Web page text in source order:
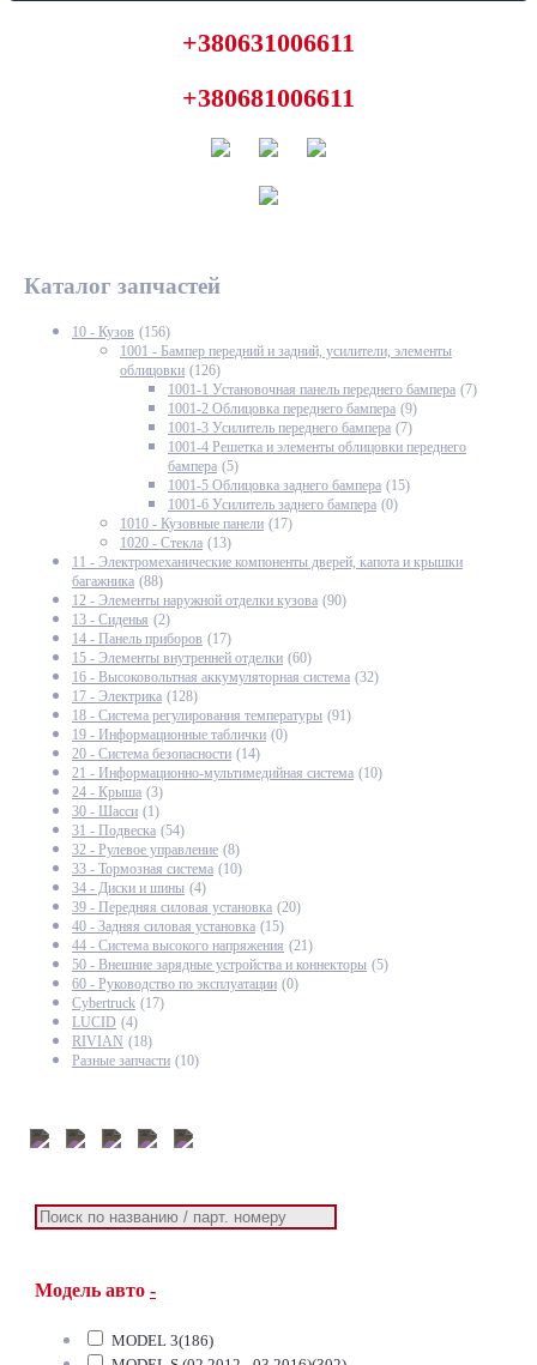
+380631006611
+380681006611
Каталог запчастей
10 - Кузов (156)
1001 - Бампер передний и задний, усилители, элементы
облицовки (126)
1001-1 Установочная панель переднего бампера (7)
1001-2 Облицовка переднего бампера (9)
1001-3 Усилитель переднего бампера (7)
1001-4 Решетка и элементы облицовки переднего
бампера (5)
1001-5 Облицовка заднего бампера (15)
1001-6 Усилитель заднего бампера (0)
1010 - Кузовные панели (17)
1020 - Стекла (13)
11 - Электромеханические компоненты дверей, капота и крышки
багажника (88)
12 - Элементы наружной отделки кузова (90)
13 - Сиденья (2)
14 - Панель приборов (17)
15 - Элементы внутренней отделки (60)
16 - Высоковольтная аккумуляторная система (32)
17 - Электрика (128)
18 - Система регулирования температуры (91)
19 - Информационные таблички (0)
20 - Система безопасности (14)
21 - Информационно-мультимедийная система (10)
24 - Крыша (3)
30 - Шасси (1)
31 - Подвеска (54)
32 - Рулевое управление (8)
33 - Тормозная система (10)
34 - Диски и шины (4)
39 - Передняя силовая установка (20)
40 - Задняя силовая установка (15)
44 - Система высокого напряжения (21)
50 - Внешние зарядные устройства и коннекторы (5)
60 - Руководство по эксплуатации (0)
Cybertruck (17)
LUCID (4)
RIVIAN (18)
Разные запчасти (10)
Модель авто -
MODEL 3(186)